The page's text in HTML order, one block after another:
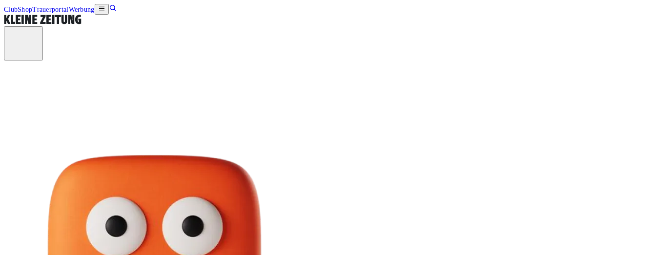
ClubShopTrauerportalWerbung